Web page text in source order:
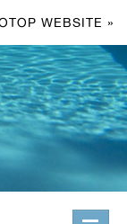
WEBSITE »